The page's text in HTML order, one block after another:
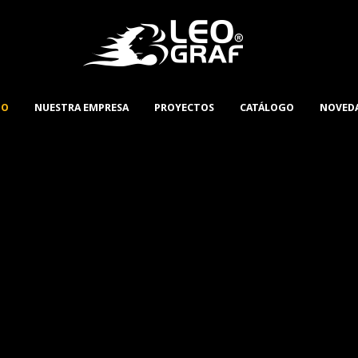
NUESTRA EMPRESA PROYECTOS CATÁLOGO